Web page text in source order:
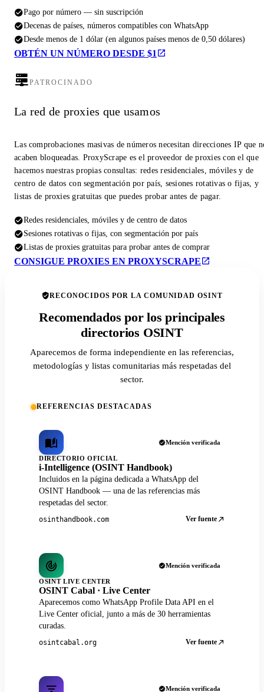
Pago por número — sin suscripción
Decenas de países, números compatibles con WhatsApp
Desde menos de 1 dólar (en algunos países menos de 0,50 dólares)
OBTÉN UN NÚMERO DESDE $1
PATROCINADO
La red de proxies que usamos
Las comprobaciones masivas de números necesitan direcciones IP que
acaben bloqueadas. ProxyScrape es el proveedor de proxies con el que
hacemos nuestras propias consultas: redes residenciales, móviles y de
centro de datos con segmentación por país, sesiones rotativas o fijas, y
listas de proxies gratuitas que puedes probar antes de pagar.
Redes residenciales, móviles y de centro de datos
Sesiones rotativas o fijas, con segmentación por país
Listas de proxies gratuitas para probar antes de comprar
CONSIGUE PROXIES EN PROXYSCRAPE
RECONOCIDOS POR LA COMUNIDAD OSINT
Recomendados por los principales
directorios OSINT
Aparecemos de forma independiente en las referencias,
metodologías y listas comunitarias más respetadas del
sector.
REFERENCIAS DESTACADAS
Mención verificada
DIRECTORIO OFICIAL
i-Intelligence (OSINT Handbook)
Incluidos en la página dedicada a WhatsApp del
OSINT Handbook — una de las referencias más
respetadas del sector.
osinthandbook.com Ver fuente
Mención verificada
OSINT LIVE CENTER
OSINT Cabal · Live Center
Aparecemos como WhatsApp Profile Data API en el
Live Center oficial, junto a más de 30 herramientas
curadas.
osintcabal.org Ver fuente
Mención verificada